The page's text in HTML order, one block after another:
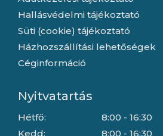
Hallásvédelmi tájékoztató
Süti (cookie) tájékoztató
Házhozszállítási lehetőségek
Céginformáció
Nyitvatartás
Hétfő:
Kedd:
8:00 - 16:30
8:00 - 16:30